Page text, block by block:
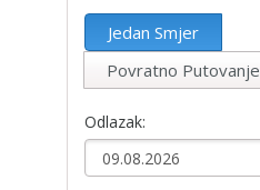
Jedan Smjer
Povratno Putovanje
Odlazak: